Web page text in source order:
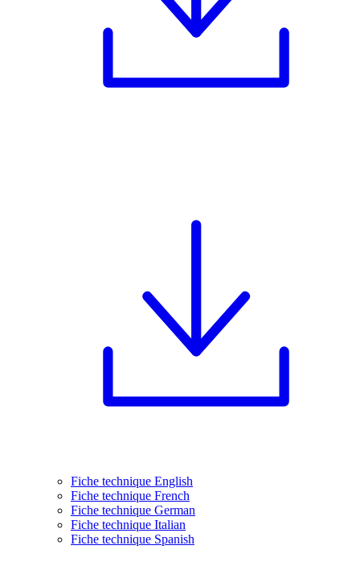
Fiche technique English
Fiche technique French
Fiche technique German
Fiche technique Italian
Fiche technique Spanish